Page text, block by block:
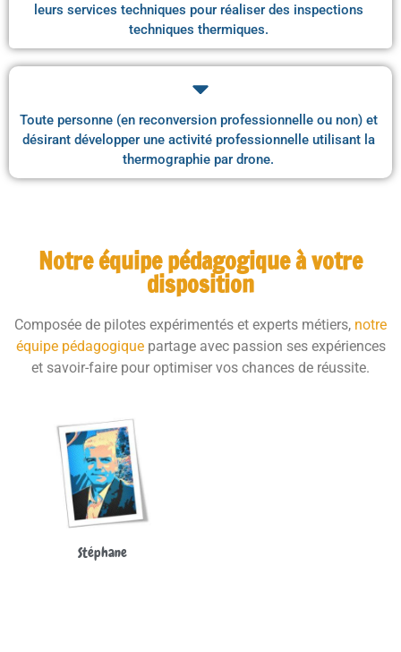
leurs services techniques pour réaliser des inspections
techniques thermiques.
Toute personne (en reconversion professionnelle ou non) et
désirant développer une activité professionnelle utilisant la
thermographie par drone.
Notre équipe pédagogique à votre
disposition
Composée de pilotes expérimentés et experts métiers, notre
équipe pédagogiquepartage avec passion ses expériences
et savoir-faire pour optimiser vos chances de réussite.
Stéphane